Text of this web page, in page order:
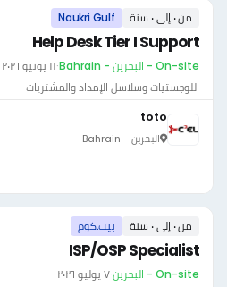
من ٠ إلى ٠ سنة Naukri Gulf
Help Desk Tier I Support
On-site - البحرين - Bahrain ·١١ يونيو ٢٠٢٦
اللوجستيات وسلاسل الإمداد والمشتريات
toto
البحرين - Bahrain
من ٠ إلى ٠ سنة بيت.كوم
ISP/OSP Specialist
On-site - البحرين ·٧ يوليو ٢٠٢٦